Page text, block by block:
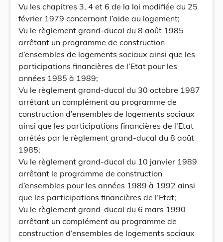
Vu les chapitres 3, 4 et 6 de la loi modifiée du 25
février 1979 concernant l’aide au logement;
Vu le règlement grand-ducal du 8 août 1985
arrêtant un programme de construction
d’ensembles de logements sociaux ainsi que les
participations financières de l’Etat pour les
années 1985 à 1989;
Vu le règlement grand-ducal du 30 octobre 1987
arrêtant un complément au programme de
construction d’ensembles de logements sociaux
ainsi que les participations financières de l’Etat
arrêtés par le règlement grand-ducal du 8 août
1985;
Vu le règlement grand-ducal du 10 janvier 1989
arrêtant le programme de construction
d’ensembles pour les années 1989 à 1992 ainsi
que les participations financières de l’Etat;
Vu le règlement grand-ducal du 6 mars 1990
arrêtant un complément au programme de
construction d’ensembles de logements sociaux